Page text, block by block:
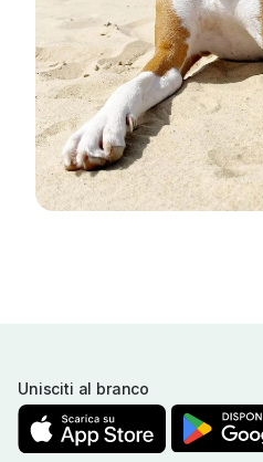
Unisciti al branco